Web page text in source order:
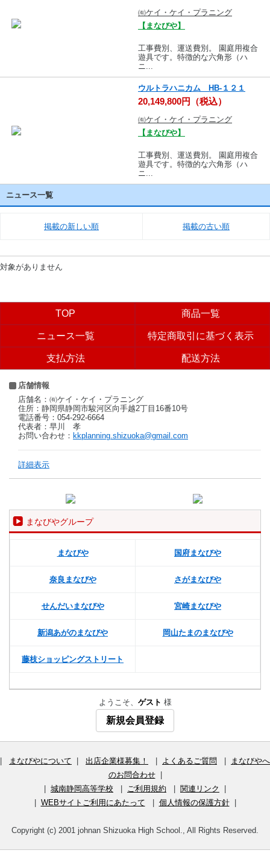
㈲ケイ・ケイ・プラニング
【まなびや】
工事費別、運送費別。 園庭用複合
遊具です。特徴的な六角形（ハ
ニ...
ウルトラハニカム HB-１２１
20,149,800円（税込）
㈲ケイ・ケイ・プラニング
【まなびや】
工事費別、運送費別。 園庭用複合
遊具です。特徴的な六角形（ハ
ニ...
ニュース一覧
掲載の新しい順 掲載の古い順
対象がありません
TOP 商品一覧
ニュース一覧 特定商取引に基づく表示
支払方法 配送方法
店舗情報
店舗名：㈲ケイ・ケイ・プラニング
住所：静岡県静岡市駿河区向手越2丁目16番10号
電話番号：054-292-6664
代表者：早川 孝
お問い合わせ： kkplanning.shizuoka@gmail.com
詳細表示
まなびやグループ
まなびや 国府まなびや
奈良まなびや さがまなびや
せんだいまなびや 宮崎まなびや
新潟あがのまなびや 岡山たまのまなびや
藤枝ショッピングストリート
ようこそ、 ゲスト 様
新規会員登録
まなびやについて 出店企業様募集！ よくあるご質問
まなびやへ
のお問合わせ|
城南静岡高等学校 ご利用規約 関連リンク
WEBサイトご利用にあたって 個人情報の保護方針|
Copyright (c) 2001 johnan Shizuoka High School., All Rights Reserved.